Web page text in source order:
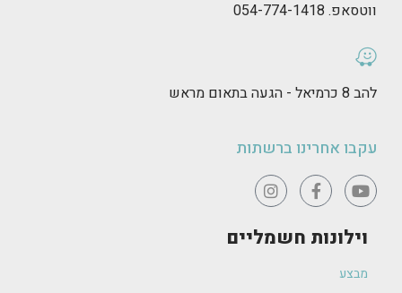
ווטסאפ. 054-774-1418
להב 8 כרמיאל - הגעה בתאום מראש
עקבו אחרינו ברשתות
וילונות חשמליים
מבצע